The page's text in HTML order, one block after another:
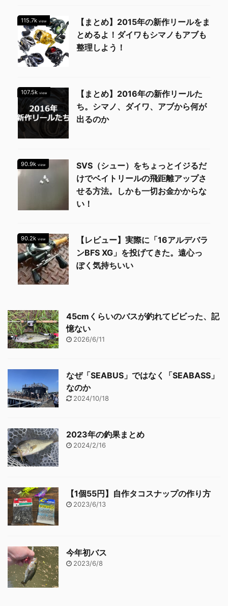
115.7k view
【まとめ】2015年の新作リールをま
とめるよ！ダイワもシマノもアブも
整理しよう！
107.5k view
【まとめ】2016年の新作リールた
ち。シマノ、ダイワ、アブから何が
出るのか
90.9k view
SVS（シュー）をちょっとイジるだ
けでベイトリールの飛距離アップさ
せる方法。しかも一切お金かからな
い！
90.2k view
【レビュー】実際に「16アルデバラ
ンBFS XG」を投げてきた。遠心っ
ぽく気持ちいい
45cmくらいのバスが釣れてビビった、記
憶ない
2026/6/11
なぜ「SEABUS」ではなく「SEABASS」
なのか
2024/10/18
2023年の釣果まとめ
2024/2/16
【1個55円】自作タコスナップの作り方
2023/6/13
今年初バス
2023/6/8